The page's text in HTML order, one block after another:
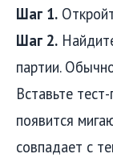
Шаг 1.
Шаг 2.
партии.
Вставьте
появится
совпадает с